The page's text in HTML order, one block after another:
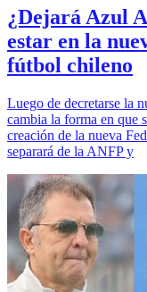
¿Dejará Azul
estar en la
fútbol chileno
Luego de decretarse la
cambia la forma en que
creación de la nueva
separará de la ANFP y